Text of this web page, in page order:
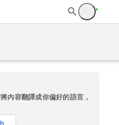
內容翻譯成你偏好的語言，